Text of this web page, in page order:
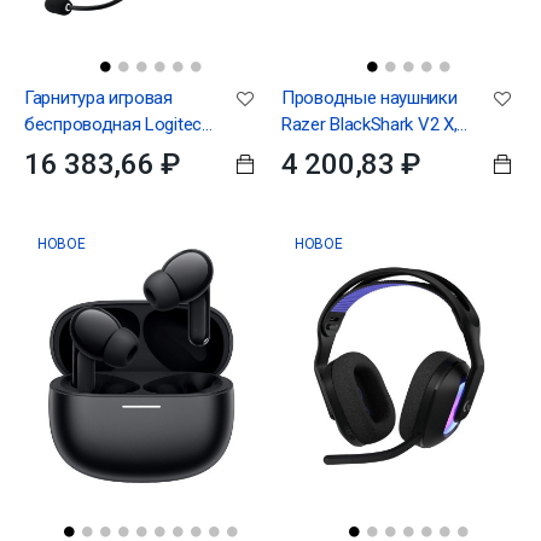
Гарнитура игровая
беспроводная Logitech
G Pro X 2 LIGHTSPEED
Wireless 7.1 Gaming
16 383,66 ₽
Проводные наушники
Razer BlackShark V2 X,
зеленый (RZ04-
03240600-R3M1)
4 200,83 ₽
НОВОЕ НОВОЕ